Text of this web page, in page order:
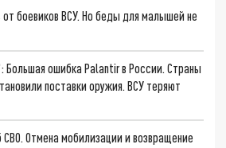
боевиков ВСУ. Но беды для малышей не
Большая ошибка Palantir в России. Страны
поставки оружия. ВСУ теряют
СВО. Отмена мобилизации и возвращение